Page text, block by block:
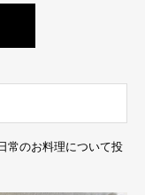
常のお料理について投